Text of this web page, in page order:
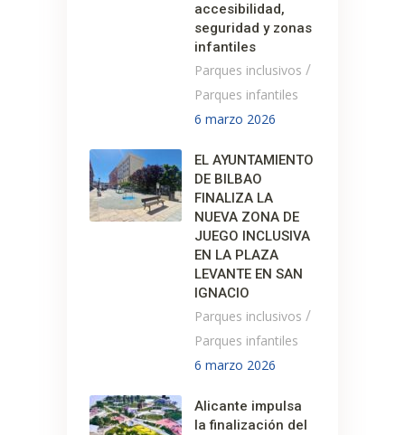
accesibilidad,
seguridad y zonas
infantiles
Parques inclusivos /
Parques infantiles
6 marzo 2026
EL AYUNTAMIENTO
DE BILBAO
FINALIZA LA
NUEVA ZONA DE
JUEGO INCLUSIVA
EN LA PLAZA
LEVANTE EN SAN
IGNACIO
Parques inclusivos /
Parques infantiles
6 marzo 2026
Alicante impulsa
la finalización del